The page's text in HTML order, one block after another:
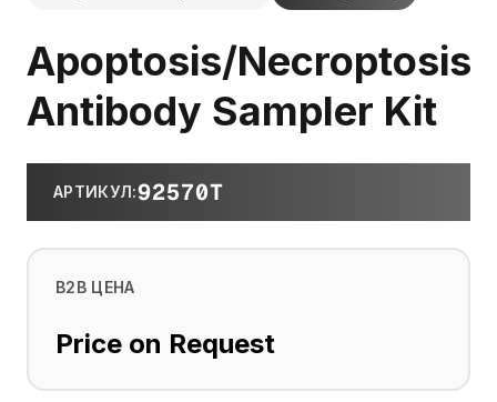
Apoptosis/Necroptosis
Antibody Sampler Kit
АРТИКУЛ:92570T
B2B ЦЕНА
Price on Request